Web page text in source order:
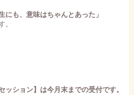
にも、意味はちゃんとあった」
。
ッション】は今月末までの受付です。